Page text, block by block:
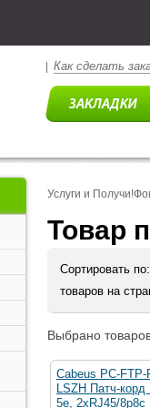
Как сделать
Услуги и
Товар
Сортировать
товаров на
Выбрано
Cabeus PC-
LSZH Патч-корд
5е, 2xRJ45/8p8c